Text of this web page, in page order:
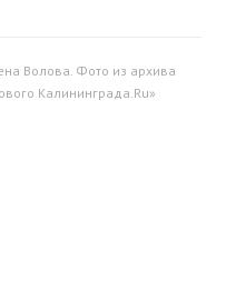
Волова. Фото из архива
Калининграда.Ru»